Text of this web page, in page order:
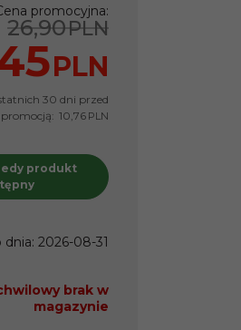
promocyjna:
26,90PLN
PLN
30 dni przed
promocją: 10,76 PLN
produkt
dnia: 2026-08-31
brak w
magazynie